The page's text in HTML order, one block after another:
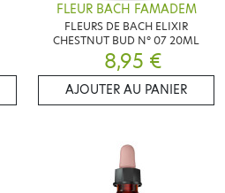
FLEUR BACH FAMADEM
FLEURS DE BACH ELIXIR
CHESTNUT BUD N° 07 20ML
8,95 €
AJOUTER AU PANIER